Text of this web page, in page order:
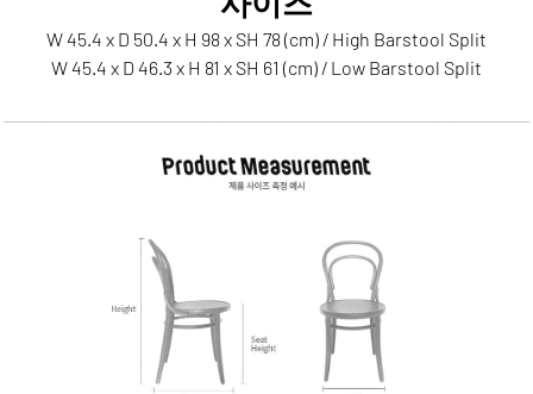
W 45.4 x D 50.4 x H 98 x SH 78 (cm) / High Barstool Split
W 45.4 x D 46.3 x H 81 x SH 61 (cm) / Low Barstool Split